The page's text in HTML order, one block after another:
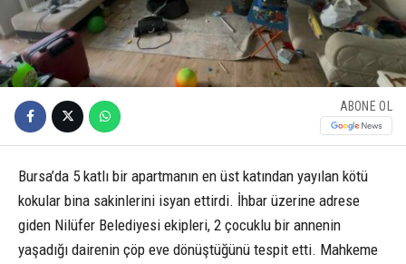
ABONE OL
Bursa’da 5 katlı bir apartmanın en üst katından yayılan kötü
kokular bina sakinlerini isyan ettirdi. İhbar üzerine adrese
giden Nilüfer Belediyesi ekipleri, 2 çocuklu bir annenin
yaşadığı dairenin çöp eve dönüştüğünü tespit etti. Mahkeme